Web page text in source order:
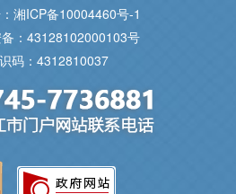
湘ICP备10004460号-1
：43128102000103号
码：4312810037